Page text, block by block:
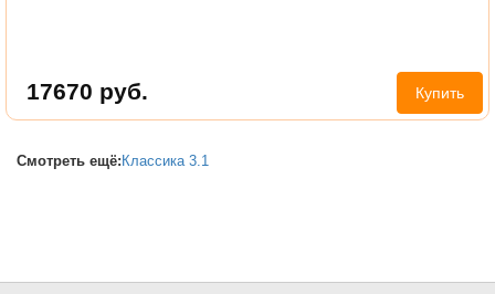
17670 руб. Купить
Смотреть ещё: Классика 3.1